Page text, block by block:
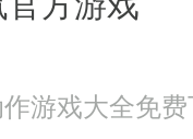
额外赠送2
经验方法之
增加1次机
游戏大全免